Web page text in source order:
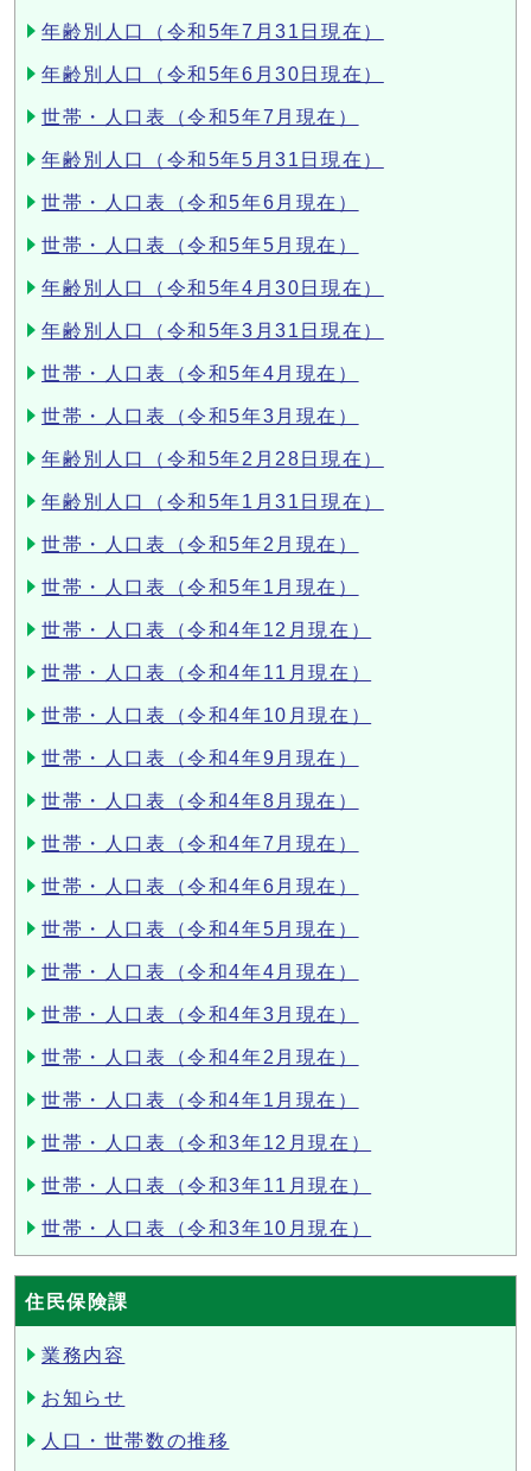
年齢別人口（令和5年7月31日現在）
年齢別人口（令和5年6月30日現在）
世帯・人口表（令和5年7月現在）
年齢別人口（令和5年5月31日現在）
世帯・人口表（令和5年6月現在）
世帯・人口表（令和5年5月現在）
年齢別人口（令和5年4月30日現在）
年齢別人口（令和5年3月31日現在）
世帯・人口表（令和5年4月現在）
世帯・人口表（令和5年3月現在）
年齢別人口（令和5年2月28日現在）
年齢別人口（令和5年1月31日現在）
世帯・人口表（令和5年2月現在）
世帯・人口表（令和5年1月現在）
世帯・人口表（令和4年12月現在）
世帯・人口表（令和4年11月現在）
世帯・人口表（令和4年10月現在）
世帯・人口表（令和4年9月現在）
世帯・人口表（令和4年8月現在）
世帯・人口表（令和4年7月現在）
世帯・人口表（令和4年6月現在）
世帯・人口表（令和4年5月現在）
世帯・人口表（令和4年4月現在）
世帯・人口表（令和4年3月現在）
世帯・人口表（令和4年2月現在）
世帯・人口表（令和4年1月現在）
世帯・人口表（令和3年12月現在）
世帯・人口表（令和3年11月現在）
世帯・人口表（令和3年10月現在）
住民保険課
業務内容
お知らせ
人口・世帯数の推移